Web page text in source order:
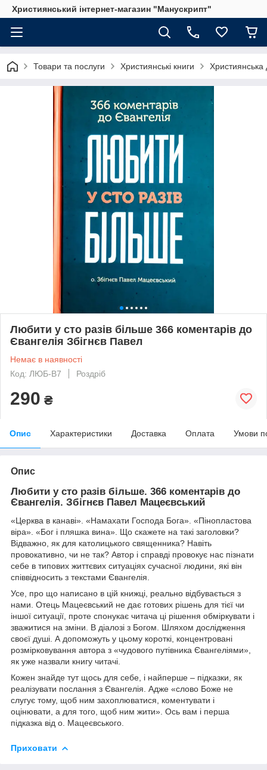
Християнський інтернет-магазин "Манускрипт"
Товари та послуги Християнські книги Християнська
Любити у сто разів більше 366 коментарів до
Євангелія Збігнєв Павел
Немає в наявності
Код: ЛЮБ-В7
Роздріб
290 ₴
Опис Характеристики Доставка Оплата Умови
Опис
Любити у сто разів більше. 366 коментарів до
Євангелія. Збігнєв Павел Мацеєвський
«Церква в канаві». «Намахати Господа Бога». «Пінопластова
віра». «Бог і пляшка вина». Що скажете на такі заголовки?
Відважно, як для католицького священника? Навіть
провокативно, чи не так? Автор і справді провокує нас пізнати
себе в типових життєвих ситуаціях сучасної людини, які він
співвідносить з текстами Євангелія.
Усе, про що написано в цій книжці, реально відбувається з
нами. Отець Мацеєвський не дає готових рішень для тієї чи
іншої ситуації, проте спонукає читача ці рішення обміркувати і
зважитися на зміни. В діалозі з Богом. Шляхом дослідження
своєї душі. А допоможуть у цьому короткі, концентровані
розмірковування автора з «чудового путівника Євангеліями»,
як уже назвали книгу читачі.
Кожен знайде тут щось для себе, і найперше – підказки, як
реалізувати послання з Євангелія. Адже «слово Боже не
слугує тому, щоб ним захоплюватися, коментувати і
оцінювати, а для того, щоб ним жити». Ось вам і перша
підказка від о. Мацеєвського.
Приховати